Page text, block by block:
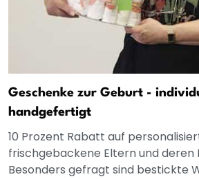
Geschenke zur Geburt -
handgefertigt
10 Prozent Rabatt auf
frischgebackene Eltern und deren
Besonders gefragt sind bestickte